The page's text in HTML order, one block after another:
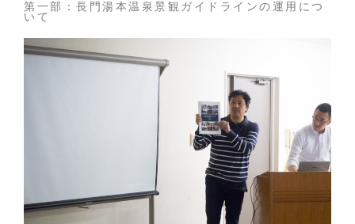
第一部：長門湯本温泉景観ガイドラインの運用につ
いて